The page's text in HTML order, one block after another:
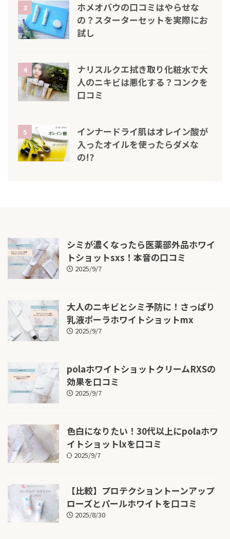
3
ホメオバウの口コミはやらせな
の？スターターセットを実際にお
試し
4
ナリスルクエ拭き取り化粧水で大
人のニキビは悪化する？コンクを
口コミ
5
インナードライ肌はオレイン酸が
入ったオイルを使ったらダメな
の!?
シミが濃くなったら医薬部外品ホワイ
トショットsxs！本音の口コミ
2025/9/7
大人のニキビとシミ予防に！さっぱり
乳液ポーラホワイトショットmx
2025/9/7
polaホワイトショットクリームRXSの
効果を口コミ
2025/9/7
色白になりたい！30代以上にpolaホワ
イトショットlxを口コミ
2025/9/7
【比較】プロテクショントーンアップ
ローズとパールホワイトを口コミ
2025/8/30